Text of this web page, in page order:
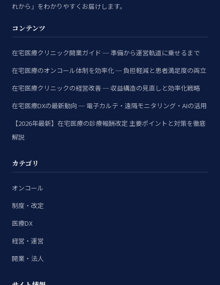
れから」をわかりやすくお届けします。
コンテンツ
在宅医療クリニック開業ガイド ─ 準備から運営軌道に乗せるまで
在宅医療のオンコール体制を効率化 ─ 負担軽減と患者満足度の両立
在宅医療クリニックの経営改善 ─ 収益構造の見直しと効率化戦略
在宅医療DXの最新動向 ─ 電子カルテ・遠隔モニタリング・AIの活用
【2026年最新】在宅医療の診療報酬改定 主要ポイントと対策を徹底
解説
カテゴリ
オンコール
制度・改定
医療DX
経営・運営
開業・法人